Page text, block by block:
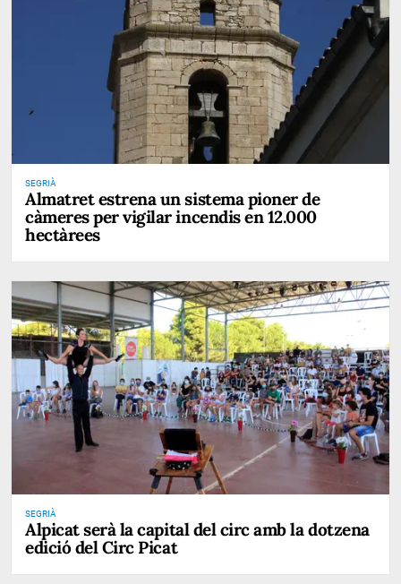
SEGRIÀ
Almatret estrena un sistema pioner de
càmeres per vigilar incendis en 12.000
hectàrees
SEGRIÀ
Alpicat serà la capital del circ amb la dotzena
edició del Circ Picat